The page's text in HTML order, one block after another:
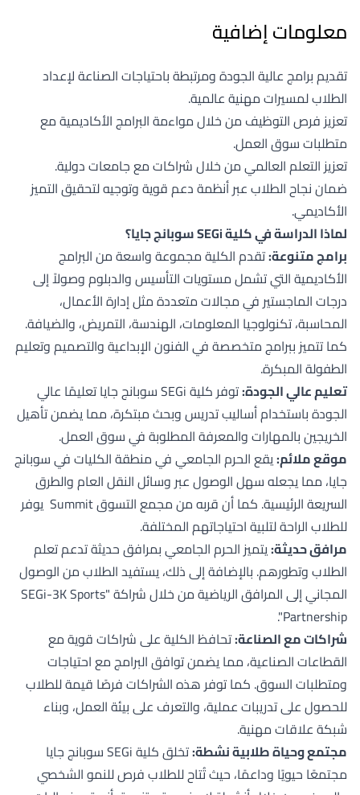
معلومات إضافية
تقديم برامج عالية الجودة ومرتبطة باحتياجات الصناعة لإعداد
الطلاب لمسيرات مهنية عالمية.
تعزيز فرص التوظيف من خلال مواءمة البرامج الأكاديمية مع
متطلبات سوق العمل.
تعزيز التعلم العالمي من خلال شراكات مع جامعات دولية.
ضمان نجاح الطلاب عبر أنظمة دعم قوية وتوجيه لتحقيق التميز
الأكاديمي.
لماذا الدراسة في كلية SEGi سوبانج جايا؟
برامج متنوعة:تقدم الكلية مجموعة واسعة من البرامج
الأكاديمية التي تشمل مستويات التأسيس والدبلوم وصولاً إلى
درجات الماجستير في مجالات متعددة مثل إدارة الأعمال،
المحاسبة، تكنولوجيا المعلومات، الهندسة، التمريض، والضيافة.
كما تتميز ببرامج متخصصة في الفنون الإبداعية والتصميم وتعليم
الطفولة المبكرة.
تعليم عالي الجودة:
توفر كلية SEGi سوبانج جايا تعليمًا عالي
الجودة باستخدام أساليب تدريس وبحث مبتكرة، مما يضمن تأهيل
الخريجين بالمهارات والمعرفة المطلوبة في سوق العمل.
موقع ملائم:يقع الحرم الجامعي في منطقة الكليات في سوبانج
جايا، مما يجعله سهل الوصول عبر وسائل النقل العام والطرق
السريعة الرئيسية. كما أن قربه من مجمع التسوق Summit يوفر
للطلاب الراحة لتلبية احتياجاتهم المختلفة.
مرافق حديثة:يتميز الحرم الجامعي بمرافق حديثة تدعم تعلم
الطلاب وتطورهم. بالإضافة إلى ذلك، يستفيد الطلاب من الوصول
المجاني إلى المرافق الرياضية من خلال شراكة "SEGi-3K Sports
Partnership".
شراكات مع الصناعة:تحافظ الكلية على شراكات قوية مع
القطاعات الصناعية، مما يضمن توافق البرامج مع احتياجات
ومتطلبات السوق. كما توفر هذه الشراكات فرصًا قيمة للطلاب
للحصول على تدريبات عملية، والتعرف على بيئة العمل، وبناء
شبكة علاقات مهنية.
مجتمع وحياة طلابية نشطة:
تخلق كلية SEGi سوبانج جايا
مجتمعًا حيويًا وداعمًا، حيث تُتاح للطلاب فرص للنمو الشخصي